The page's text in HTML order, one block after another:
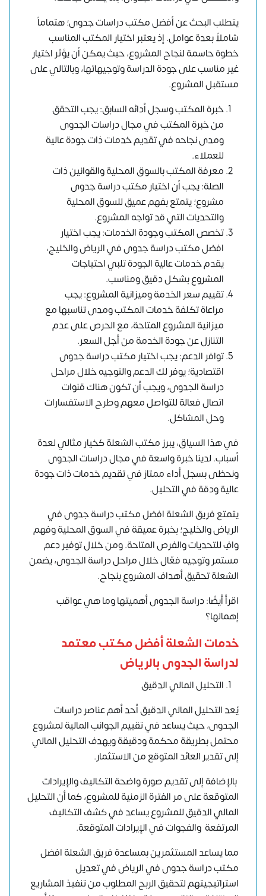
يتطلب البحث عن أفضل مكتب دراسات جدوى؛ هتماماً
شاملاً بعدة عوامل. إذ يعتبر اختيار المكتب المناسب
خطوة حاسمة لنجاح المشروع، حيث يمكن أن يؤثر اختيار
غير مناسب على جودة الدراسة وتوجيهاتها، وبالتالي على
مستقبل المشروع.
خبرة المكتب وسجل أدائه السابق: يجب التحقق
من خبرة المكتب في مجال دراسات الجدوى
ومدى نجاحه في تقديم خدمات ذات جودة عالية
للعملاء.
معرفة المكتب بالسوق المحلية والقوانين ذات
الصلة: يجب أن اختيار مكتب دراسة جدوى
مشروع؛ يتمتع بفهم عميق للسوق المحلية
والتحديات التي قد تواجه المشروع.
تخصص المكتب وجودة الخدمات: يجب اختيار
افضل مكتب دراسة جدوى في الرياض والخليج،
يقدم خدمات عالية الجودة تلبي احتياجات
المشروع بشكل دقيق ومناسب.
تقييم سعر الخدمة وميزانية المشروع: يجب
مراعاة تكلفة خدمات المكتب ومدى تناسبها مع
ميزانية المشروع المتاحة، مع الحرص على عدم
التنازل عن جودة الخدمة من أجل السعر.
توافر الدعم: يجب اختيار مكتب دراسة جدوى
اقتصادية؛ يوفر لك الدعم والتوجيه خلال مراحل
دراسة الجدوى، ويجب أن تكون هناك قنوات
اتصال فعالة للتواصل معهم وطرح الاستفسارات
وحل المشاكل.
في هذا السياق، يبرز مكتب الشعلة كخيار مثالي لعدة
أسباب. لدينا خبرة واسعة في مجال دراسات الجدوى
ونحظى بسجل أداء ممتاز في تقديم خدمات ذات جودة
عالية ودقة في التحليل.
يتمتع فريق الشعلة افضل مكتب دراسة جدوى في
الرياض والخليج؛ بخبرة عميقة في السوق المحلية وفهم
وافٍ للتحديات والفرص المتاحة. ومن خلال توفير دعم
مستمر وتوجيه فعّال خلال مراحل دراسة الجدوى، يضمن
الشعلة تحقيق أهداف المشروع بنجاح.
اقرأ أيضًا: دراسة الجدوى أهميتها وما هي عواقب
إهمالها؟
خدمات الشعلة أفضلمكتب معتمد
لدراسة الجدوىبالرياض
التحليل المالي الدقيق
يُعد التحليل المالي الدقيق أحد أهم عناصر دراسات
الجدوى، حيث يساعد في تقييم الجوانب المالية لمشروع
محتمل بطريقة محكمة ودقيقة ويهدف التحليل المالي
إلى تقدير العائد المتوقع من الاستثمار.
بالإضافة إلى تقديم صورة واضحة التكاليف والإيرادات
المتوقعة على مر الفترة الزمنية للمشروع، كما أن التحليل
المالي الدقيق للمشروع يساعد في كشف التكاليف
المرتفعة والفجوات في الإيرادات المتوقعة.
مما يساعد المستثمرين بمساعدة فريق الشعلة افضل
مكتب دراسة جدوى في الرياض في تعديل
استراتيجيتهم لتحقيق الربح المطلوب من تنفيذ المشاريع